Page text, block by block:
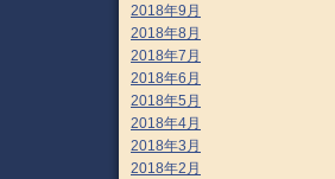
2018年9月
2018年8月
2018年7月
2018年6月
2018年5月
2018年4月
2018年3月
2018年2月